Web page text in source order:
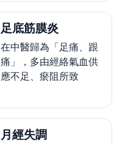
足底筋膜炎
在中醫歸為「足痛、跟
痛」，多由經絡氣血供
應不足、瘀阻所致
月經失調